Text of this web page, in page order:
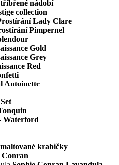
nádobí
collection
Lady Clare
Pimpernel
Gold
Grey
Red
Antoinette
Waterford
krabičky
Conran